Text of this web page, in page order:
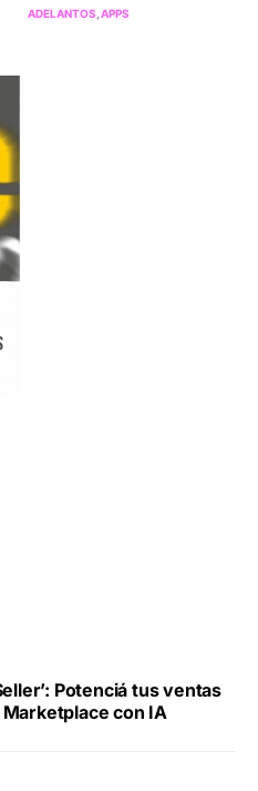
ADELANTOS APPS
Potenciá tus ventas
con IA